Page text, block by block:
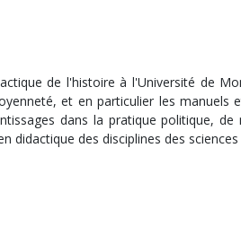
de l'histoire à l'Université de
et en particulier les manuels
dans la pratique politique,
didactique des disciplines des